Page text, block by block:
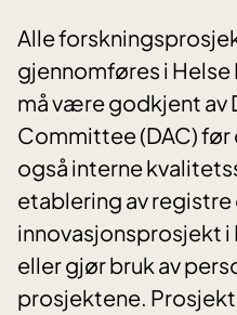
Alle
gjennomføres i
må være godkjent av
Committee (DAC)
også interne
etablering av registre
innovasjonsprosjekt i
eller gjør bruk av
prosjektene.